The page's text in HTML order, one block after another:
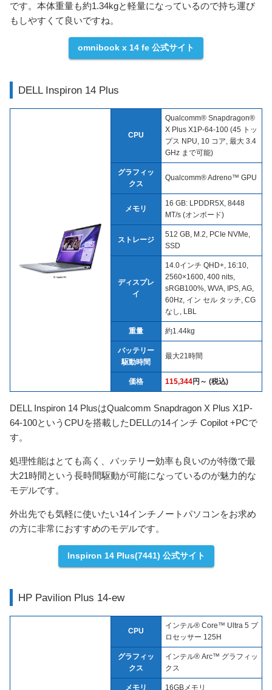
です。本体重量も約1.34kgと軽量になっているので持ち運び
もしやすくて良いですね。
omnibook x 14 fe 公式サイト
DELL Inspiron 14 Plus
CPU
Qualcomm® Snapdragon®
X Plus X1P-64-100 (45 トッ
プス NPU, 10 コア, 最大 3.4
GHz まで可能)
グラフィッ
クス
Qualcomm® Adreno™ GPU
メモリ
16 GB: LPDDR5X, 8448
MT/s (オンボード)
ストレージ
512 GB, M.2, PCIe NVMe,
SSD
ディスプレ
イ
14.0インチ QHD+, 16:10,
2560×1600, 400 nits,
sRGB100%, WVA, IPS, AG,
60Hz, イン セル タッチ, CG
なし, LBL
重量 約1.44kg
バッテリー
駆動時間
最大21時間
価格 115,344円～ (税込)
DELL Inspiron 14 PlusはQualcomm Snapdragon X Plus X1P-
64-100というCPUを搭載したDELLの14インチ Copilot +PCで
す。
処理性能はとても高く、バッテリー効率も良いのが特徴で最
大21時間という長時間駆動が可能になっているのが魅力的な
モデルです。
外出先でも気軽に使いたい14インチノートパソコンをお求め
の方に非常におすすめのモデルです。
Inspiron 14 Plus(7441) 公式サイト
HP Pavilion Plus 14-ew
CPU
インテル® Core™ Ultra 5 プ
ロセッサー 125H
グラフィッ
クス
インテル® Arc™ グラフィッ
クス
メモリ 16GBメモリ